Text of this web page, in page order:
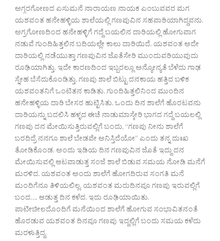
ಅಗ್ಗರಗೋಣದ ಏಸುಮನೆ ನಾರಾಯಣ ನಾಯಕ ಎಂಬುವವರ ಮಗ
ಯಶವಂತ ಹನೇಹಳ್ಳಿಯ ಶಾಲೆಯಲ್ಲಿ ಗಣಪುವಿನ ಸಹಪಾಠಿಯಾಗಿದ್ದವನು.
ಅಗ್ರಗೋಣದಿಂದ ಹನೇಹಳ್ಳಿಗೆ ಗದ್ದೆ ಬಯಲಿನ ದಾರಿಯಲ್ಲಿ ಹೋಗುವಾಗ
ನಡುವೆ ಗುಂದಿಹಿತ್ತಲಿನ ಬದಿಯಲ್ಲೇ ಕಾಲು ದಾರಿಯಿದೆ. ಯಶವಂತ ಅದೇ
ದಾರಿಯಲ್ಲಿ ನಡೆಯುತ್ತಾ ಗಣಪುವಿನ ಜೊತೆಸೇರಿ ಮುಂದುವರಿಯುವುದು
ರೂಢಿಯಾಗಿತ್ತು. ಇದೇ ಕಾರಣದಿಂದ ಇಬ್ಬರಲ್ಲೂ ಅನ್ಯೋನ್ಯತೆ ಬೆಳೆದು ಗಾಢ
ಸ್ನೇಹ ಬೆಸೆದುಕೊಂಡಿತ್ತು. ಗಣಪು ಶಾಲೆ ಬಿಟ್ಟು ದನಕಾಯ ಹತ್ತಿದ ಬಳಿಕ
ಯಶವಂತನಿಗೆ ಒಂಟಿತನ ಕಾಡಿತು. ಗುಂದಿಹಿತ್ತಲಿನಿಂದ ಮುಂದಿನ
ಹನೇಹಳ್ಳಿಯ ದಾರಿ ಬೇಸರ ಹುಟ್ಟಿಸಿತು. ಒಂದು ದಿನ ಶಾಲೆಗೆ ಹೊರಟವನು
ದಾರಿಯನ್ನು ಬದಲಿಸಿ ಹಳ್ಳದ ಈಚೆ ನಾಡುಮಾಸ್ಕೇರಿ ಭಾಗದ ಗದ್ದೆ ಬಯಲಲ್ಲಿ
ಗಣಪು ದನ ಮೇಯಿಸುತ್ತಿರುವಲ್ಲಿಗೆ ಬಂದು, “ಗಣಪು ನೀನು ಶಾಲೆಗೆ
ಬರದಿದ್ರೆ ನನಗೂ ಶಾಲೆ ಬೇಡವೇ ಅನಿಸ್ತಿದೆಯೋ” ಎಂದು ತನ್ನ ದುಃಖ
ತೋಡಿಕೊಂಡ. ಅಂದು ಇಡಿಯ ದಿನ ಗಣಪುವಿನ ಜೊತೆ ಇದ್ದು ದನ
ಮೇಯಿಸುವಲ್ಲಿ ಆಟವಾಡುತ್ತ ಸಂಜೆ ಶಾಲೆ ಬಿಡುವ ಸಮಯ ನೋಡಿ ಮನೆಗೆ
ಮರಳಿದ. ಯಶವಂತ ಅಂದು ಶಾಲೆಗೆ ಹೋಗದಿರುವ ಸಂಗತಿ ಮನೆ
ಮಂದಿಗೆನೂ ತಿಳಿಯಲಿಲ್ಲ. ಯಶವಂತ ಮರುದಿನವೂ ಗಣಪು ಇರುವಲ್ಲಿಗೆ
ಬಂದ…. ಆಡುತ್ತ ದಿನ ಕಳೆದ. ಇದು ರೂಢಿಯಾಯಿತು.
ಪಾಟೀಚೀಲದೊಂದಿಗೆ ಮನೆಯಿಂದ ಶಾಲೆಗೆ ಹೋಗುವ ಸಂಭಾವಿತನಂತೆ
ಹೊರಡುವ ಯಶವಂತ ದಿನವೂ ಗಣಪು ಇದ್ದಲ್ಲಿಗೆ ಬಂದು ಸಮಯ ಕಳೆದು
ಮರಳುತ್ತಿದ್ದ.